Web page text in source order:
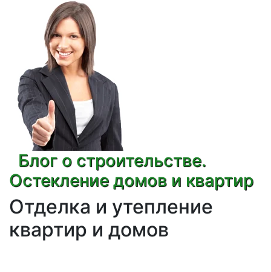
Блог о строительстве.
Остекление домов и квартир
Отделка и утепление
квартир и домов